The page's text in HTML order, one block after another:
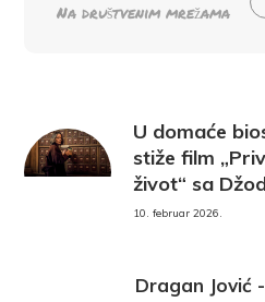
Na društvenim mrežama
U domaće
stiže film
život“ sa
10. februar 2026.
Dragan Jović